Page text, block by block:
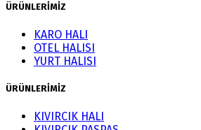
ÜRÜNLERİMİZ
KARO HALI
OTEL HALISI
YURT HALISI
ÜRÜNLERİMİZ
KIVIRCIK HALI